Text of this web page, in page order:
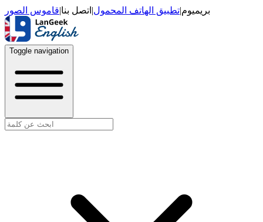
بريميوم|تطبيق الهاتف المحمول| اتصل بنا|قاموس الصور
Toggle navigation